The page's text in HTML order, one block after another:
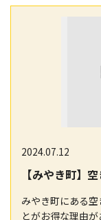
2024.07.12
みやき町にある
とがお得な理由